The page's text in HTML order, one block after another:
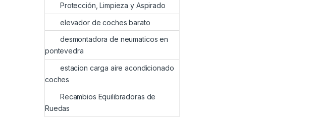
Protección, Limpieza y Aspirado
elevador de coches barato
desmontadora de neumaticos en
pontevedra
estacion carga aire acondicionado
coches
Recambios Equilibradoras de
Ruedas